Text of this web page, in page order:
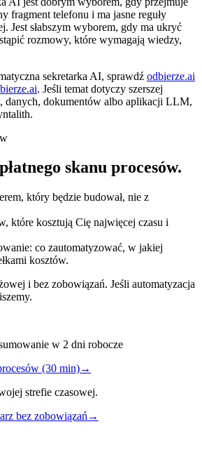
fragment telefonu i ma jasne reguły
Jest słabszym wyborem, gdy ma ukryć
rozmowy, które wymagają wiedzy,
sekretarka AI, sprawdź odbierze.ai
. Jeśli temat dotyczy szerszej
danych, dokumentów albo aplikacji LLM,
skanu procesów.
który będzie budował, nie z
które kosztują Cię najwięcej czasu i
co zautomatyzować, w jakiej
kosztów.
i bez zobowiązań. Jeśli automatyzacja
w 2 dni robocze
(30 min)→
strefie czasowej.
bez zobowiązań →